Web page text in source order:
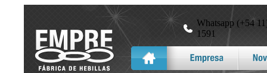
Whatsapp (+54
1591